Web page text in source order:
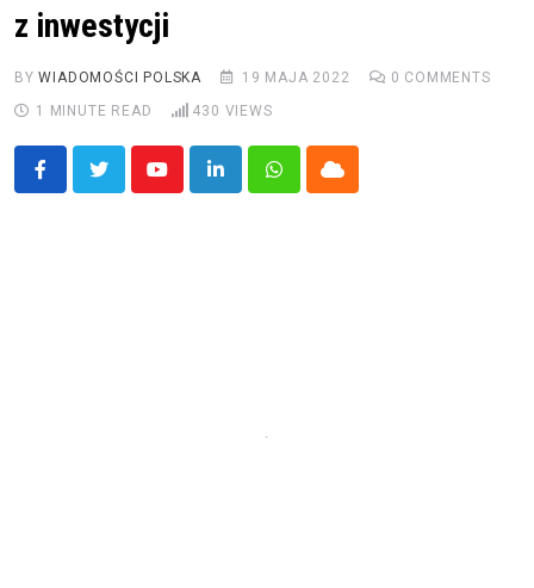
z inwestycji
BYWIADOMOŚCI POLSKA 19 MAJA 2022 0 COMMENTS
1 MINUTE READ
430 VIEWS
YoutubeLinkedInWhatsappCloud